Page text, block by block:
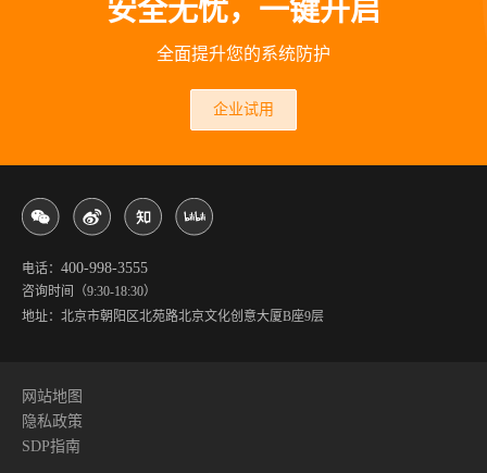
安全无忧，一键开启
全面提升您的系统防护
企业试用
电话： 400-998-3555
咨询时间（9:30-18:30）
地址：北京市朝阳区北苑路北京文化创意大厦B座9层
网站地图
隐私政策
SDP指南